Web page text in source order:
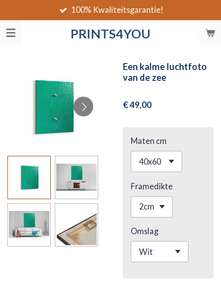
direct
naar
PRINTS4YOU
100% Kwaliteitsgarantie!
Een kalme luchtfoto
van de zee
€ 49,00
Maten cm
Framedikte
Omslag